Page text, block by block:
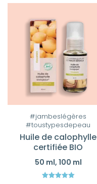
#jambeslégères
#toustypesdepeau
Huile de calophylle
certifiée BIO
50 ml, 100 ml
Ce
produit
a
plusieurs
variations.
Les